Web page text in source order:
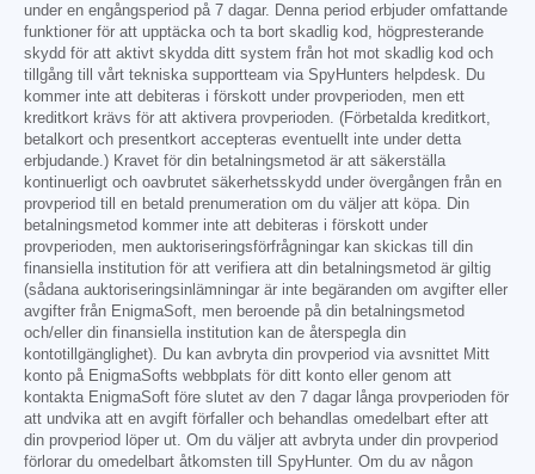
under en engångsperiod på 7 dagar. Denna period erbjuder omfattande
funktioner för att upptäcka och ta bort skadlig kod, högpresterande
skydd för att aktivt skydda ditt system från hot mot skadlig kod och
tillgång till vårt tekniska supportteam via SpyHunters helpdesk. Du
kommer inte att debiteras i förskott under provperioden, men ett
kreditkort krävs för att aktivera provperioden. (Förbetalda kreditkort,
betalkort och presentkort accepteras eventuellt inte under detta
erbjudande.) Kravet för din betalningsmetod är att säkerställa
kontinuerligt och oavbrutet säkerhetsskydd under övergången från en
provperiod till en betald prenumeration om du väljer att köpa. Din
betalningsmetod kommer inte att debiteras i förskott under
provperioden, men auktoriseringsförfrågningar kan skickas till din
finansiella institution för att verifiera att din betalningsmetod är giltig
(sådana auktoriseringsinlämningar är inte begäranden om avgifter eller
avgifter från EnigmaSoft, men beroende på din betalningsmetod
och/eller din finansiella institution kan de återspegla din
kontotillgänglighet). Du kan avbryta din provperiod via avsnittet Mitt
konto på EnigmaSofts webbplats för ditt konto eller genom att
kontakta EnigmaSoft före slutet av den 7 dagar långa provperioden för
att undvika att en avgift förfaller och behandlas omedelbart efter att
din provperiod löper ut. Om du väljer att avbryta under din provperiod
förlorar du omedelbart åtkomsten till SpyHunter. Om du av någon